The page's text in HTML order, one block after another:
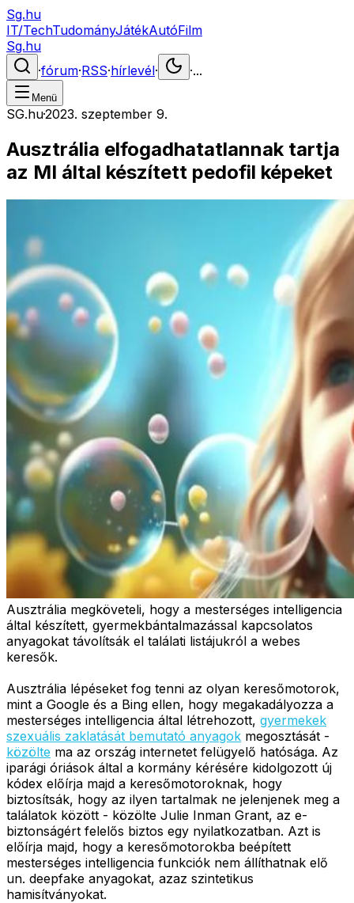
Sg.hu
IT/TechTudományJátékAutóFilm
Sg.hu
·fórum·RSS·hírlevél· ·...
Menü
SG.hu·2023. szeptember 9.
Ausztrália elfogadhatatlannak tartja
az MI által készített pedofil képeket
Ausztrália megköveteli, hogy a mesterséges intelligencia
által készített, gyermekbántalmazással kapcsolatos
anyagokat távolítsák el találati listájukról a webes
keresők.
Ausztrália lépéseket fog tenni az olyan keresőmotorok,
mint a Google és a Bing ellen, hogy megakadályozza a
mesterséges intelligencia által létrehozott, gyermekek
szexuális zaklatását bemutató anyagok megosztását -
közölte ma az ország internetet felügyelő hatósága. Az
iparági óriások által a kormány kérésére kidolgozott új
kódex előírja majd a keresőmotoroknak, hogy
biztosítsák, hogy az ilyen tartalmak ne jelenjenek meg a
találatok között - közölte Julie Inman Grant, az e-
biztonságért felelős biztos egy nyilatkozatban. Azt is
előírja majd, hogy a keresőmotorokba beépített
mesterséges intelligencia funkciók nem állíthatnak elő
un. deepfake anyagokat, azaz szintetikus
hamisítványokat.